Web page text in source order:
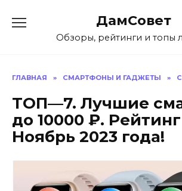
содержанию
ДамСовет
Обзоры, рейтинги и топы
ГЛАВНАЯ » СМАРТФОНЫ И ГАДЖЕТЫ »
ТОП—7. Лучшие
до 10000 ₽.
Ноябрь 2023 года!